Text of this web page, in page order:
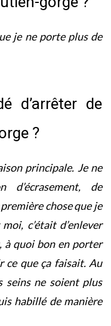
je ne porte plus de
d’arrêter de
?
principale. Je ne
d’écrasement, de
chose que je
c’était d’enlever
à quoi bon en porter
ce que ça faisait. Au
seins ne soient plus
habillé de manière